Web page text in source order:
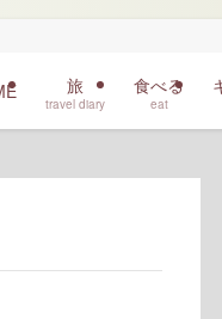
旅
travel diary
食べる
eat